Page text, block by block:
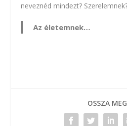
neveznéd mindezt?
Az életemnek…
OSSZA